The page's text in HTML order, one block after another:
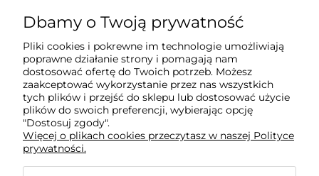
Dostawa i płatności
O firmie
Obsługiwane metody płatności elektronicznych
Dbamy o Twoją prywatność
Pliki cookies i pokrewne im technologie umożliwiają
poprawne działanie strony i pomagają nam
dostosować ofertę do Twoich potrzeb. Możesz
zaakceptować wykorzystanie przez nas wszystkich
tych plików i przejść do sklepu lub dostosować użycie
plików do swoich preferencji, wybierając opcję
"Dostosuj zgody".
Więcej o plikach cookies przeczytasz w naszej Polityce
prywatności.